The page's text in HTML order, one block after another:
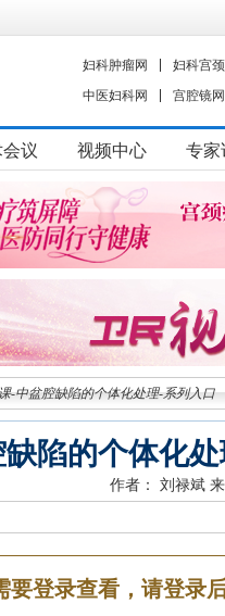
妇科肿瘤网
妇科宫
中医妇科网
宫腔镜网
议 视频中心 专家
-中盆腔缺陷的个体化处理-系列入口
陷的个体化
作者： 刘禄斌
要登录查看，请登录